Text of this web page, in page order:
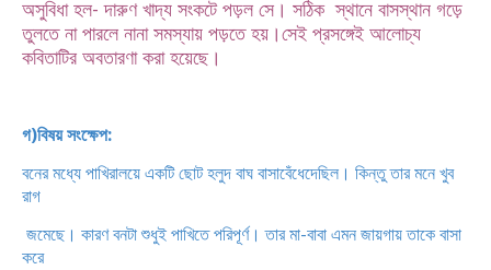
অসুবিধা হল- দারুণ খাদ্য সংকটে পড়ল সে। সঠিক স্থানে বাসস্থান গড়ে
তুলতে না পারলে নানা সমস্যায় পড়তে হয়।সেই প্রসঙ্গেই আলোচ্য
কবিতাটির অবতারণা করা হয়েছে।
গ)বিষয় সংক্ষেপ:
বনের মধ্যে পাখিরালয়ে একটি ছোট হলুদ বাঘ বাসাবেঁধেদেছিল। কিন্তু তার মনে খুব
রাগ
জমেছে। কারণ বনটা শুধুই পাখিতে পরিপূর্ণ। তার মা-বাবা এমন জায়গায় তাকে বাসা
করে